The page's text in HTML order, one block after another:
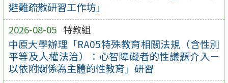
避難疏散研習工作坊」
2026-08-05 特教組
中原大學辦理「RA05特殊教育相關法規（含性別
平等及人權法治）：心智障礙者的性議題介入－
以依附關係為主體的性教育」研習